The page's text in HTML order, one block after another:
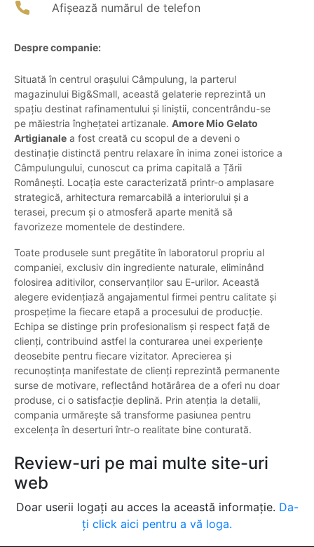
Afișează numărul de telefon
Despre companie:
Situată în centrul orașului Câmpulung, la parterul
magazinului Big&Small, această gelaterie reprezintă un
spațiu destinat rafinamentului și liniștii, concentrându-se
pe măiestria înghețatei artizanale. Amore Mio Gelato
Artigianale a fost creată cu scopul de a deveni o
destinație distinctă pentru relaxare în inima zonei istorice a
Câmpulungului, cunoscut ca prima capitală a Țării
Românești. Locația este caracterizată printr-o amplasare
strategică, arhitectura remarcabilă a interiorului și a
terasei, precum și o atmosferă aparte menită să
favorizeze momentele de destindere.
Toate produsele sunt pregătite în laboratorul propriu al
companiei, exclusiv din ingrediente naturale, eliminând
folosirea aditivilor, conservanților sau E-urilor. Această
alegere evidențiază angajamentul firmei pentru calitate și
prospețime la fiecare etapă a procesului de producție.
Echipa se distinge prin profesionalism și respect față de
clienți, contribuind astfel la conturarea unei experiențe
deosebite pentru fiecare vizitator. Aprecierea și
recunoștința manifestate de clienți reprezintă permanente
surse de motivare, reflectând hotărârea de a oferi nu doar
produse, ci o satisfacție deplină. Prin atenția la detalii,
compania urmărește să transforme pasiunea pentru
excelența în deserturi într-o realitate bine conturată.
Review-uri pe mai multe site-uri
web
Doar userii logați au acces la această informație. Da-
ți click aici pentru a vă loga.